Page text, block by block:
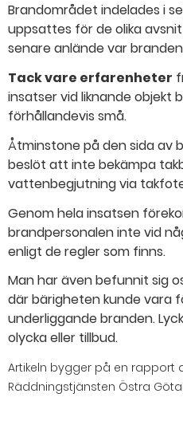
Brandområdet indelades i
uppsattes för de olika
senare anlände var
Tack vare erfarenheter
insatser vid liknande objekt
förhållandevis små.
Åtminstone på den sida av
beslöt att inte bekämpa
vattenbegjutning via
Genom hela insatsen
brandpersonalen inte vid
enligt de regler som finns.
Man har även befunnit sig
där bärigheten kunde vara
underliggande branden.
olycka eller tillbud.
Artikeln bygger på en rapport
Räddningstjänsten Östra